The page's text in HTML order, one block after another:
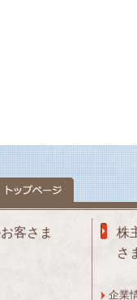
客さま
株
さ
企業